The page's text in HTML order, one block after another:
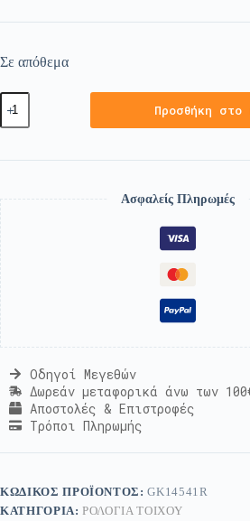
Σε απόθεμα
Προσθήκη στο
Ασφαλείς Πληρωμές
Οδηγοί Μεγεθών
Δωρεάν μεταφορικά άνω των
Αποστολές & Επιστροφές
Τρόποι Πληρωμής
ΚΩΔΙΚΌΣ ΠΡΟΪΌΝΤΟΣ:GK14541R
ΚΑΤΗΓΟΡΊΑ:ΡΟΛΌΓΙΑ ΤΟΊΧΟΥ